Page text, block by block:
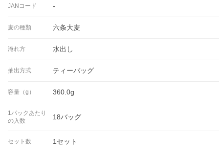
JANコード -
麦の種類 六条大麦
淹れ方 水出し
抽出方式 ティーバッグ
容量（g） 360.0g
1パックあたり
の入数
18バッグ
セット数 1セット